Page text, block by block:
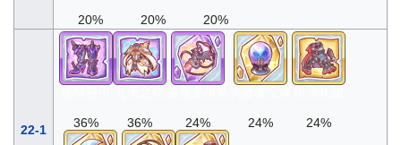
20% 20% 20%
22-1 36% 36% 24% 24% 24%